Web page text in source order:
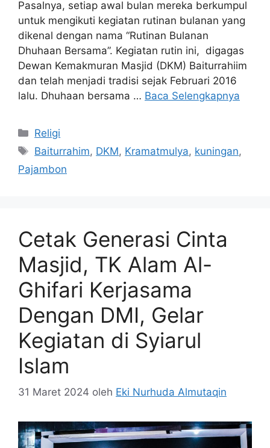
Pasalnya, setiap awal bulan mereka berkumpul
untuk mengikuti kegiatan rutinan bulanan yang
dikenal dengan nama “Rutinan Bulanan
Dhuhaan Bersama”. Kegiatan rutin ini, digagas
Dewan Kemakmuran Masjid (DKM) Baiturrahiim
dan telah menjadi tradisi sejak Februari 2016
lalu. Dhuhaan bersama … Baca Selengkapnya
Kategori
Religi
Tag
Baiturrahim, DKM, Kramatmulya, kuningan,
Pajambon
Cetak Generasi Cinta
Masjid, TK Alam Al-
Ghifari Kerjasama
Dengan DMI, Gelar
Kegiatan di Syiarul
Islam
31 Maret 2024 oleh Eki Nurhuda Almutaqin